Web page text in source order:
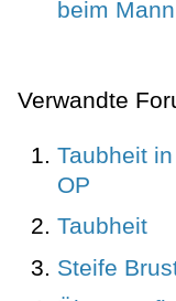
beim
Verwandte
Taubheit
OP
Taubheit
Steife